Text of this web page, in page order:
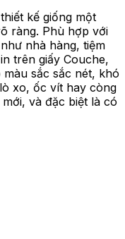
kế giống một
ràng. Phù hợp với
nhà hàng, tiệm
trên giấy Couche,
sắc sắc nét, khó
xo, ốc vít hay còng
và đặc biệt là có